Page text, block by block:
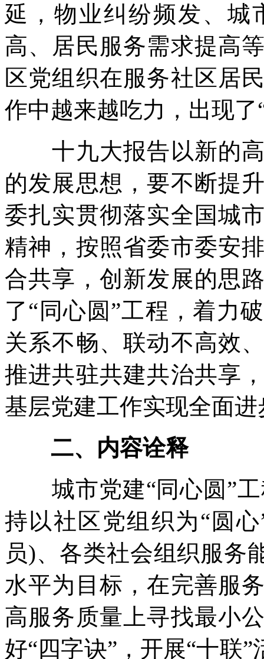
延，物业纠纷频发、城
高、居民服务需求提高
区党组织在服务社区居
作中越来越吃力，出现
十九大报告以新的高
的发展思想，要不断提
委扎实贯彻落实全国城
精神，按照省委市委安
合共享，创新发展的思
了“同心圆”工程，着力
关系不畅、联动不高效
推进共驻共建共治共享
基层党建工作实现全面
二、内容诠释
城市党建“同心圆”工
持以社区党组织为“圆
员)、各类社会组织服务
水平为目标，在完善服
高服务质量上寻找最小
好“四字诀”，开展“十联